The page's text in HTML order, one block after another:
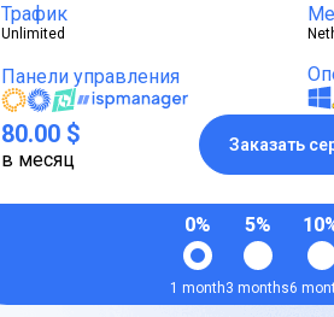
Трафик
Unlimited
Панели управления
80.00 $
в месяц
Заказать
0%
1 month
5%
3 months6